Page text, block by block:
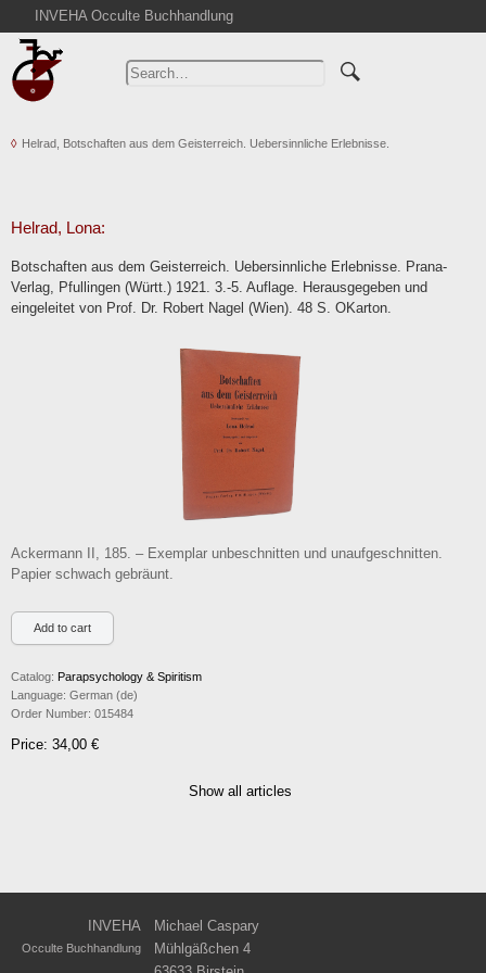
INVEHA Occulte Buchhandlung
Home
Advanced Search
Cart
Contact
Terms
Helrad, Botschaften aus dem Geisterreich. Uebersinnliche Erlebnisse.
Helrad, Lona:
Botschaften aus dem Geisterreich. Uebersinnliche Erlebnisse. Prana-
Verlag, Pfullingen (Württ.) 1921. 3.-5. Auflage. Herausgegeben und
eingeleitet von Prof. Dr. Robert Nagel (Wien). 48 S. OKarton.
Ackermann II, 185. – Exemplar unbeschnitten und unaufgeschnitten.
Papier schwach gebräunt.
Catalog: Parapsychology & Spiritism
Language: German (de)
Order Number: 015484
Price: 34,00 €
Show all articles
INVEHA Michael Caspary
Occulte Buchhandlung
Mühlgäßchen 4